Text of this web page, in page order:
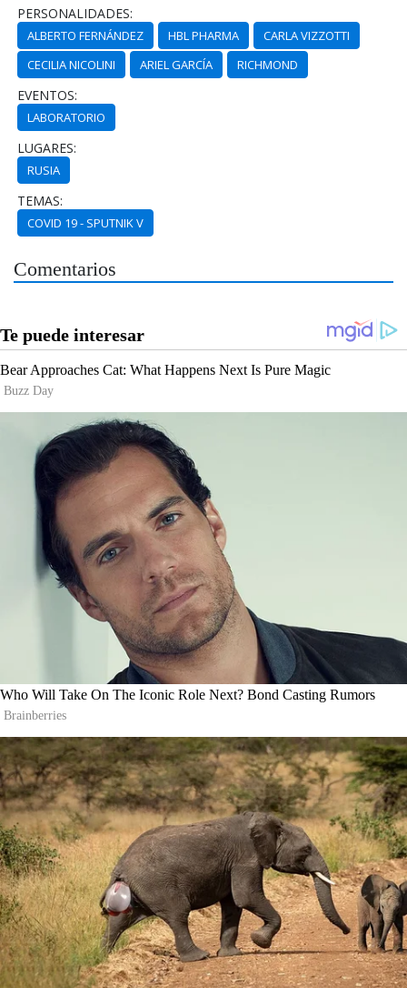
PERSONALIDADES:
ALBERTO FERNÁNDEZ HBL PHARMA
CARLA VIZZOTTI
CECILIA NICOLINI
ARIEL GARCÍA RICHMOND
EVENTOS:
LABORATORIO
LUGARES:
RUSIA
TEMAS:
COVID 19 - SPUTNIK V
Comentarios